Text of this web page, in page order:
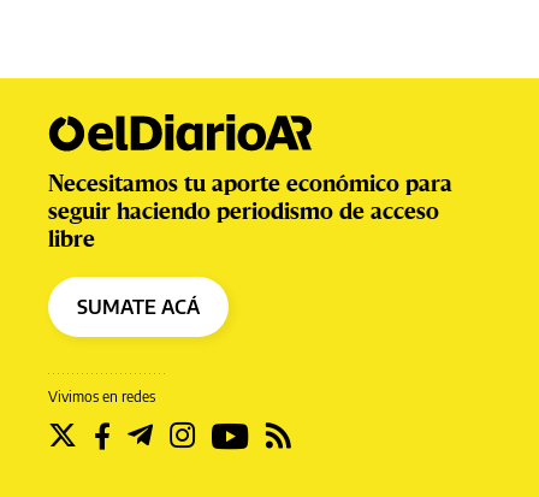
Vivimos en redes
Necesitamos tu aporte económico para
seguir haciendo periodismo de acceso
libre
SUMATE ACÁ